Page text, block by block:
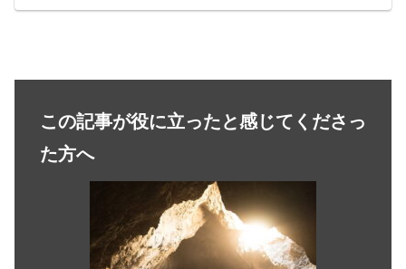
Astounding Strength Of Will Says Otherwise
Who You Are — You Carry The Torch For
この記事が役に立ったと感じてくださっ
た方へ